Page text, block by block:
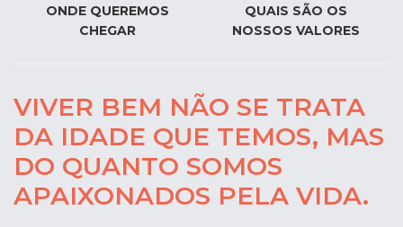
ONDE QUEREMOS
CHEGAR
QUAIS SÃO OS
NOSSOS VALORES
VIVER BEM NÃO SE TRATA
DA IDADE QUE TEMOS, MAS
DO QUANTO SOMOS
APAIXONADOS PELA VIDA.